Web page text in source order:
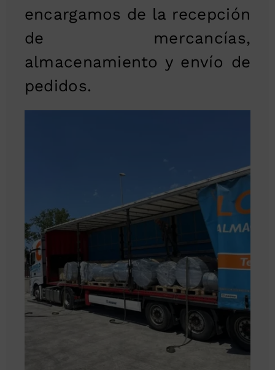
encargamos de la recepción
de mercancías,
almacenamiento y envío de
pedidos.